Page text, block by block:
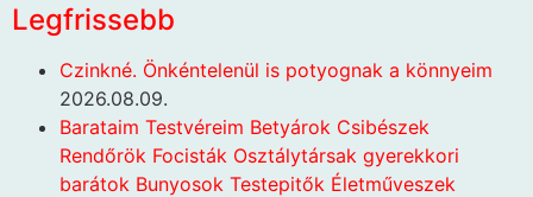
Legfrissebb
Czinkné. Önkéntelenül is potyognak a könnyeim
2026.08.09.
Barataim Testvéreim Betyárok Csibészek
Rendőrök Focisták Osztálytársak gyerekkori
barátok Bunyosok Testepitők Életműveszek